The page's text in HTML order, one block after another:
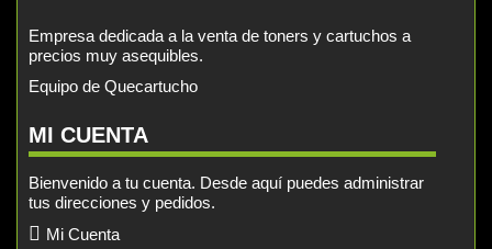
Empresa dedicada a la venta de toners y cartuchos a
precios muy asequibles.
Equipo de Quecartucho
MI CUENTA
Bienvenido a tu cuenta. Desde aquí puedes administrar
tus direcciones y pedidos.
Mi Cuenta